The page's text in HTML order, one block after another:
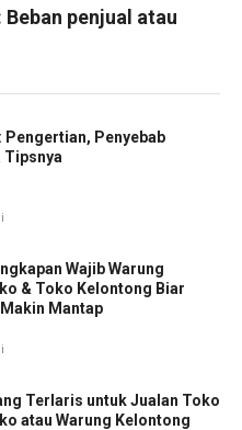
Beban penjual atau
Pengertian, Penyebab
Tipsnya
Wajib Warung
& Toko Kelontong Biar
Mantap
Terlaris untuk Jualan Toko
atau Warung Kelontong